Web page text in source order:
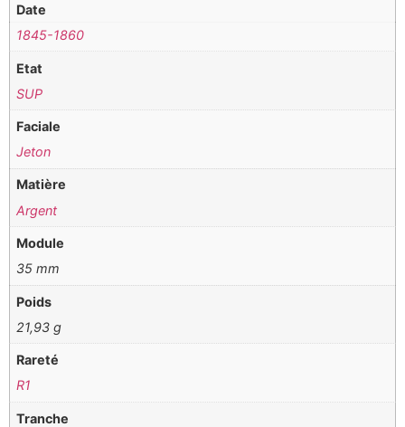
Date
1845-1860
Etat
SUP
Faciale
Jeton
Matière
Argent
Module
35 mm
Poids
21,93 g
Rareté
R1
Tranche